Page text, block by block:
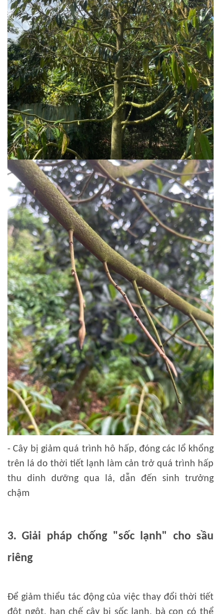
- Cây bị giảm quá trình hô hấp, đóng các lổ khổng
trên lá do thời tiết lạnh làm cản trở quá trình hấp
thu dinh dưỡng qua lá, dẫn đến sinh trưởng
chậm
3. Giải pháp chống "sốc lạnh" cho sầu
riêng
Để giảm thiểu tác động của việc thay đổi thời tiết
đột ngột, hạn chế cây bị sốc lạnh, bà con có thể